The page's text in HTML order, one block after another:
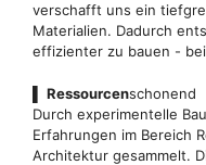
verschafft uns ein
Materialien. Dadurch
effizienter zu bauen -
Ressourcenschonend
Durch experimentelle
Erfahrungen im Bereich
Architektur gesammelt.